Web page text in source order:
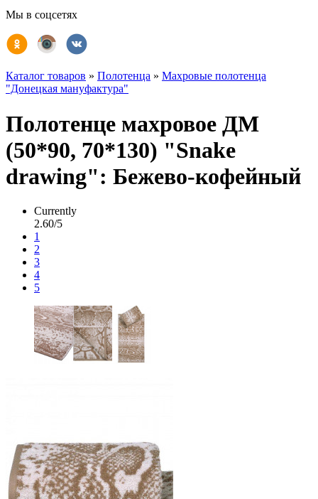
Мы в соцсетях
Каталог товаров » Полотенца » Махровые полотенца
"Донецкая мануфактура"
Полотенце махровое ДМ
(50*90, 70*130) "Snake
drawing": Бежево-кофейный
Currently
2.60/5
1
2
3
4
5